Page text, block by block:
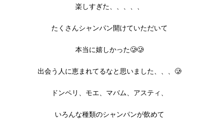
楽しすぎた、、、、、
たくさんシャンパン開けていただいて
本当に嬉しかった🥲🥲
出会う人に恵まれてるなと思いました、、、🥲
ドンペリ、モエ、マバム、アスティ、
いろんな種類のシャンパンが飲めて